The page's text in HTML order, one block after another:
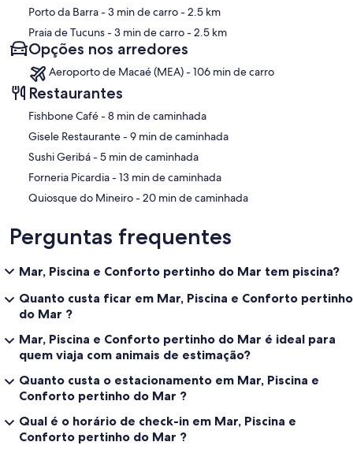
Porto da Barra- 3 min de carro- 2.5 km
Praia de Tucuns- 3 min de carro- 2.5 km
Opções nos arredores
Aeroporto de Macaé (MEA) - 106 min de carro
Restaurantes
‪Fishbone Café - ‬8 min de caminhada
‪Gisele Restaurante - ‬9 min de caminhada
‪Sushi Geribá - ‬5 min de caminhada
‪Forneria Picardia - ‬13 min de caminhada
‪Quiosque do Mineiro - ‬20 min de caminhada
Perguntas frequentes
Mar, Piscina e Conforto pertinho do Mar tem piscina?
Quanto custa ficar em Mar, Piscina e Conforto pertinho
do Mar ?
Mar, Piscina e Conforto pertinho do Mar é ideal para
quem viaja com animais de estimação?
Quanto custa o estacionamento em Mar, Piscina e
Conforto pertinho do Mar ?
Qual é o horário de check-in em Mar, Piscina e
Conforto pertinho do Mar ?